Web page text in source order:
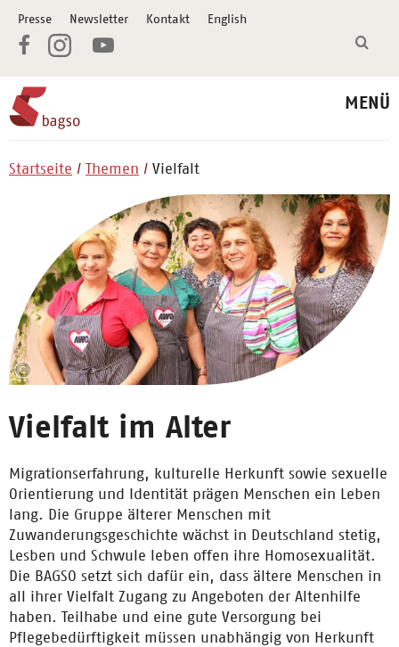
Presse Newsletter Kontakt English
MENÜ
Startseite Themen Vielfalt
Vielfalt im Alter
Migrationserfahrung, kulturelle Herkunft sowie sexuelle
Orientierung und Identität prägen Menschen ein Leben
lang. Die Gruppe älterer Menschen mit
Zuwanderungsgeschichte wächst in Deutschland stetig,
Lesben und Schwule leben offen ihre Homosexualität.
Die BAGSO setzt sich dafür ein, dass ältere Menschen in
all ihrer Vielfalt Zugang zu Angeboten der Altenhilfe
haben. Teilhabe und eine gute Versorgung bei
Pflegebedürftigkeit müssen unabhängig von Herkunft